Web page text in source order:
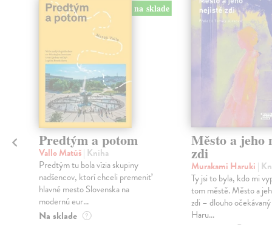
na sklade
Predtým a potom
Vallo Matúš| Kniha
Predtým tu bola vízia skupiny
nadšencov, ktorí chceli premeniť
hlavné mesto Slovenska na
modernú eur...
Na sklade ?
Město a jeho
zdi
Murakami Haruki |
Ty jsi to byla, kdo mi
tom městě. Město a
zdi – dlouho
Haru...